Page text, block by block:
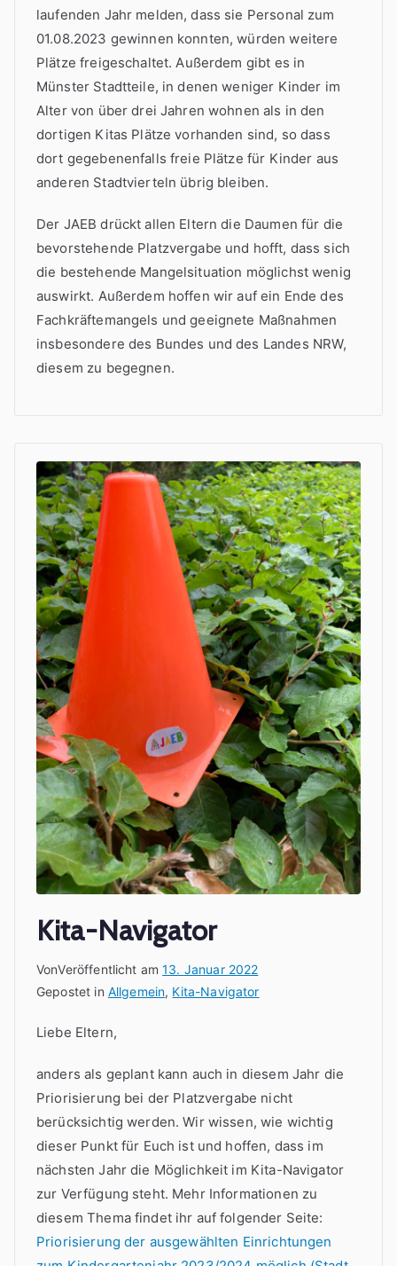
laufenden Jahr melden, dass sie Personal zum
01.08.2023 gewinnen konnten, würden weitere
Plätze freigeschaltet. Außerdem gibt es in
Münster Stadtteile, in denen weniger Kinder im
Alter von über drei Jahren wohnen als in den
dortigen Kitas Plätze vorhanden sind, so dass
dort gegebenenfalls freie Plätze für Kinder aus
anderen Stadtvierteln übrig bleiben.
Der JAEB drückt allen Eltern die Daumen für die
bevorstehende Platzvergabe und hofft, dass sich
die bestehende Mangelsituation möglichst wenig
auswirkt. Außerdem hoffen wir auf ein Ende des
Fachkräftemangels und geeignete Maßnahmen
insbesondere des Bundes und des Landes NRW,
diesem zu begegnen.
Kita-Navigator
VonVeröffentlicht am13. Januar 2022
Gepostet in Allgemein, Kita-Navigator
Liebe Eltern,
anders als geplant kann auch in diesem Jahr die
Priorisierung bei der Platzvergabe nicht
berücksichtig werden. Wir wissen, wie wichtig
dieser Punkt für Euch ist und hoffen, dass im
nächsten Jahr die Möglichkeit im Kita-Navigator
zur Verfügung steht. Mehr Informationen zu
diesem Thema findet ihr auf folgender Seite:
Priorisierung der ausgewählten Einrichtungen